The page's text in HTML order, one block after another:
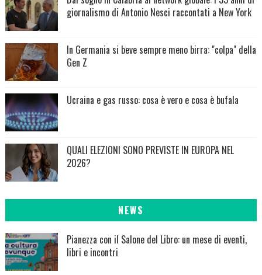
giornalismo di Antonio Nesci raccontati a New York
In Germania si beve sempre meno birra: "colpa" della
Gen Z
Ucraina e gas russo: cosa è vero e cosa è bufala
QUALI ELEZIONI SONO PREVISTE IN EUROPA NEL
2026?
NEWS
Pianezza con il Salone del Libro: un mese di eventi,
libri e incontri